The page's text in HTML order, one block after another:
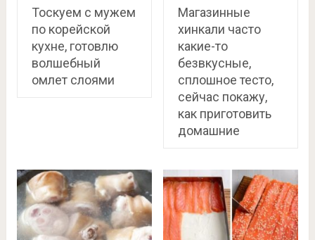
Тоскуем с мужем
по корейской
кухне, готовлю
волшебный
омлет слоями
Магазинные
хинкали часто
какие-то
безвкусные,
сплошное тесто,
сейчас покажу,
как приготовить
домашние